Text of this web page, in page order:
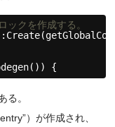
クを作成する。
{
る。
）が作成され、